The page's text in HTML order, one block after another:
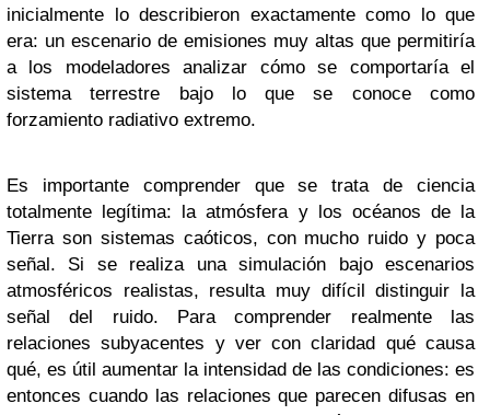
inicialmente lo describieron exactamente como lo que
era: un escenario de emisiones muy altas que permitiría
a los modeladores analizar cómo se comportaría el
sistema terrestre bajo lo que se conoce como
forzamiento radiativo extremo.
Es importante comprender que se trata de ciencia
totalmente legítima: la atmósfera y los océanos de la
Tierra son sistemas caóticos, con mucho ruido y poca
señal. Si se realiza una simulación bajo escenarios
atmosféricos realistas, resulta muy difícil distinguir la
señal del ruido. Para comprender realmente las
relaciones subyacentes y ver con claridad qué causa
qué, es útil aumentar la intensidad de las condiciones: es
entonces cuando las relaciones que parecen difusas en